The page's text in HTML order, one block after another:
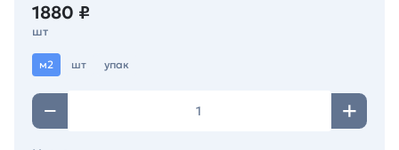
1880 ₽
шт
м2 шт упак